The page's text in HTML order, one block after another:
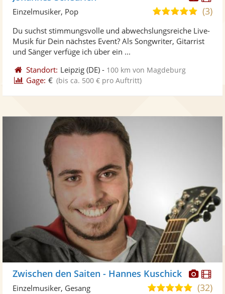
Fotos
5,0
5
(3)
Einzelmusiker, Pop
Du suchst stimmungsvolle und abwechslungsreiche Live-
Musik für Dein nächstes Event? Als Songwriter, Gitarrist
und Sänger verfüge ich über ein ...
Standort: Leipzig (DE) - 100 km von Magdeburg
Gage: € (bis ca. 500 € pro Auftritt)
Zwischen den Saiten - Hannes Kuschick
5,0(32)
Einzelmusiker, Gesang